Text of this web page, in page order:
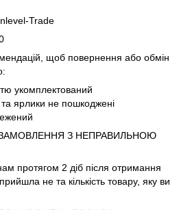
Trade
щоб повернення або обмін
укомплектований
ярлики не пошкоджені
З НЕПРАВИЛЬНОЮ
протягом 2 діб після отримання
не та кількість товару, яку ви